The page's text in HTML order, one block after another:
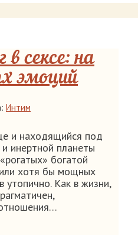
в сексе: на
эмоций
Интим
и находящийся под
инертной планеты
богатой
хотя бы мощных
утопично. Как в жизни,